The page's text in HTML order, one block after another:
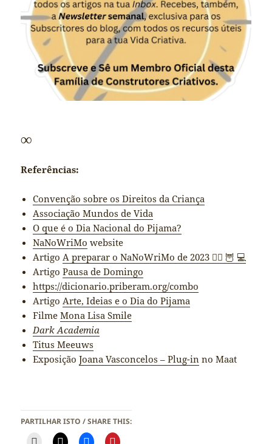
∞
Referências:
Convenção sobre os Direitos da Criança
Associação Mundos de Vida
O que é o Dia Nacional do Pijama?
NaNoWriMo website
ArtigoA preparar o NaNoWriMo de 2023 ✍🏻 🦉 💻
ArtigoPausa de Domingo
https://dicionario.priberam.org/combo
ArtigoArte, Ideias e o Dia do Pijama
FilmeMona Lisa Smile
Dark Academia
Titus Meeuws
ExposiçãoJoana Vasconcelos – Plug-in no Maat
PARTILHAR ISTO / SHARE THIS: